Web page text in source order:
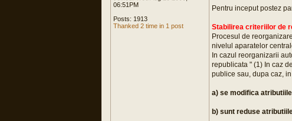
06:51PM
Posts: 1913
Thanked 2 time in 1 post
Pentru inceput postez
Stabilirea criteriilor de
Procesul de
nivelul aparatelor
In cazul reorganizarii
republicata " (1) In caz
publice sau, dupa caz,
a) se modifica
b) sunt reduse